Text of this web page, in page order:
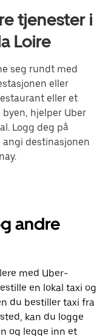
tjenester i
Loire
seg rundt med
eller
eller et
hjelper Uber
Logg deg på
destinasjonen
andre
med Uber-
en lokal taxi og
du bestiller taxi fra
kan du logge
og legge inn et